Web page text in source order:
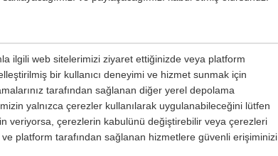
ilgili web sitelerimizi ziyaret ettiğinizde veya platform
bir kullanıcı deneyimi ve hizmet sunmak için
tarafından sağlanan diğer yerel depolama
yalnızca çerezler kullanılarak uygulanabileceğini lütfen
veriyorsa, çerezlerin kabulünü değiştirebilir veya çerezleri
platform tarafından sağlanan hizmetlere güvenli erişiminizi